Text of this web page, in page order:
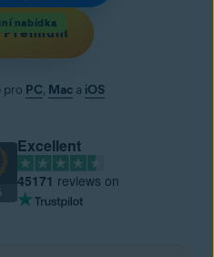
nabídka
pro PC, Maca iOS
Excellent
45171 reviews on